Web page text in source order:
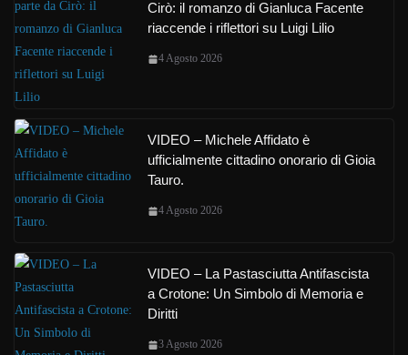
Cirò: il romanzo di Gianluca Facente
riaccende i riflettori su Luigi Lilio
4 Agosto 2026
VIDEO – Michele Affidato è
ufficialmente cittadino onorario di Gioia
Tauro.
4 Agosto 2026
VIDEO – La Pastasciutta Antifascista
a Crotone: Un Simbolo di Memoria e
Diritti
3 Agosto 2026